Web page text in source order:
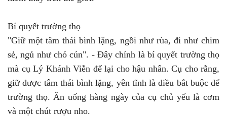
Bí quyết trường thọ
"Giữ một tâm thái bình lặng, ngồi như rùa, đi như chim
sẻ, ngủ như chó cún". - Đây chính là bí quyết trường thọ
mà cụ Lý Khánh Viễn để lại cho hậu nhân. Cụ cho rằng,
giữ được tâm thái bình lặng, yên tĩnh là điều bắt buộc để
trường thọ. Ăn uống hàng ngày của cụ chủ yếu là cơm
và một chút rượu nho.